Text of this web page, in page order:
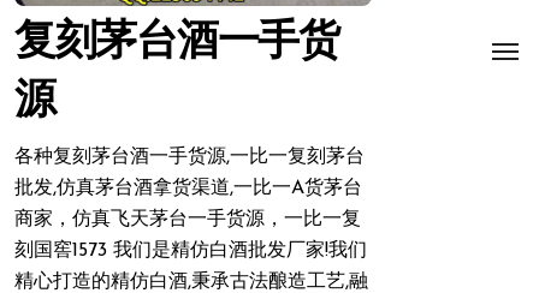
复刻茅台酒一手货
源
各种复刻茅台酒一手货源,一比一复刻茅台
批发,仿真茅台酒拿货渠道,一比一A货茅台
商家，仿真飞天茅台一手货源，一比一复
刻国窖1573 我们是精仿白酒批发厂家!我们
精心打造的精仿白酒,秉承古法酿造工艺,融